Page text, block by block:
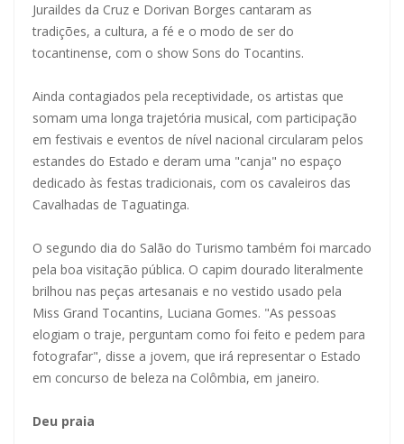
Juraildes da Cruz e Dorivan Borges cantaram as
tradições, a cultura, a fé e o modo de ser do
tocantinense, com o show Sons do Tocantins.
Ainda contagiados pela receptividade, os artistas que
somam uma longa trajetória musical, com participação
em festivais e eventos de nível nacional circularam pelos
estandes do Estado e deram uma "canja" no espaço
dedicado às festas tradicionais, com os cavaleiros das
Cavalhadas de Taguatinga.
O segundo dia do Salão do Turismo também foi marcado
pela boa visitação pública. O capim dourado literalmente
brilhou nas peças artesanais e no vestido usado pela
Miss Grand Tocantins, Luciana Gomes. "As pessoas
elogiam o traje, perguntam como foi feito e pedem para
fotografar", disse a jovem, que irá representar o Estado
em concurso de beleza na Colômbia, em janeiro.
Deu praia